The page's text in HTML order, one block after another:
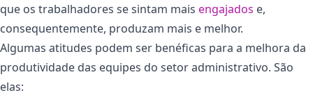
que os trabalhadores se sintam mais engajados e,
consequentemente, produzam mais e melhor.
Algumas atitudes podem ser benéficas para a melhora da
produtividade das equipes do setor administrativo. São
elas: